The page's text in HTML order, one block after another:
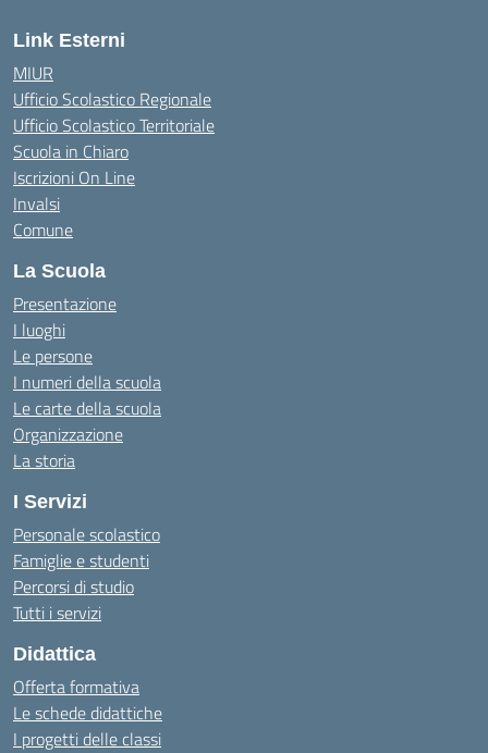
Link Esterni
MIUR
Ufficio Scolastico Regionale
Ufficio Scolastico Territoriale
Scuola in Chiaro
Iscrizioni On Line
Invalsi
Comune
La Scuola
Presentazione
I luoghi
Le persone
I numeri della scuola
Le carte della scuola
Organizzazione
La storia
I Servizi
Personale scolastico
Famiglie e studenti
Percorsi di studio
Tutti i servizi
Didattica
Offerta formativa
Le schede didattiche
I progetti delle classi